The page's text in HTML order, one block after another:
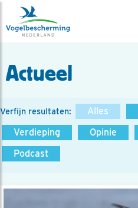
Actueel
Verfijn resultaten: Alles
Verdieping
Opinie
Podcast